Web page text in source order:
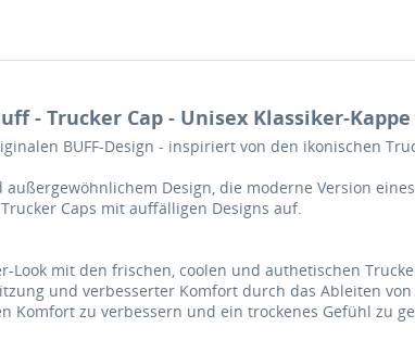
- Trucker Cap - Unisex Klassiker-
BUFF-Design - inspiriert von den ikonischen
Design, die moderne Version
Caps mit auffälligen Designs auf.
Look mit den frischen, coolen und authetischen
und verbesserter Komfort durch das Ableiten
Komfort zu verbessern und ein trockenes Gefühl zu